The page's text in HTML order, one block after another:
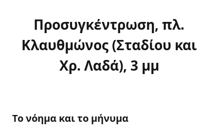
Προσυγκέντρωση, πλ.
Κλαυθμώνος (Σταδίου και
Χρ. Λαδά), 3 μμ
Τονόημα και το μήνυμα